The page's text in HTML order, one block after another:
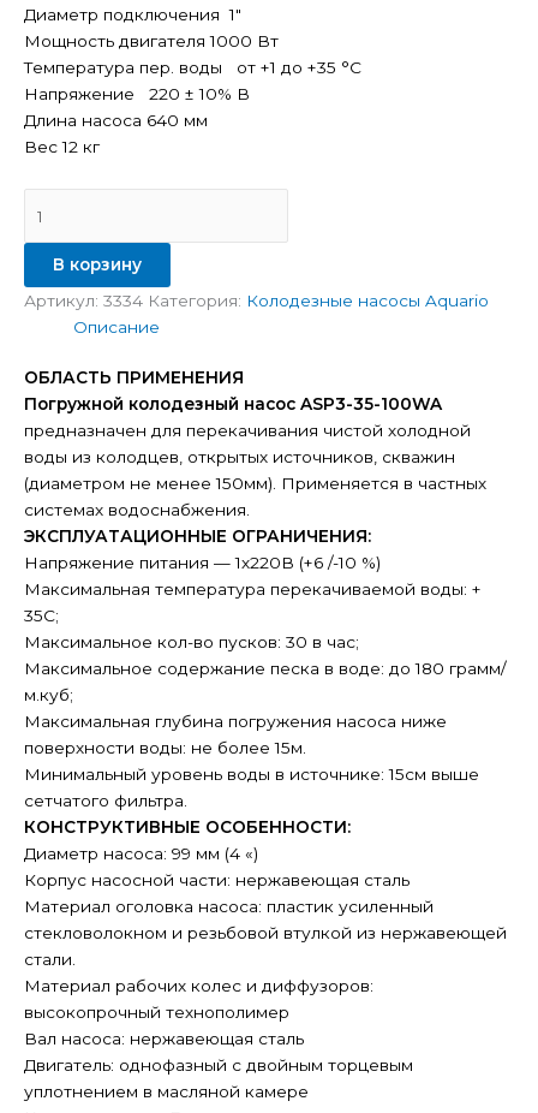
Диаметр подключения 1″
Мощность двигателя 1000 Вт
Температура пер. воды от +1 до +35 °C
Напряжение 220 ± 10% В
Длина насоса 640 мм
Вес 12 кг
В корзину
Артикул: 3334 Категория: Колодезные насосы Aquario
Описание
ОБЛАСТЬ ПРИМЕНЕНИЯ
Погружной колодезный насос ASP3-35-100WA
предназначен для перекачивания чистой холодной
воды из колодцев, открытых источников, скважин
(диаметром не менее 150мм). Применяется в частных
системах водоснабжения.
ЭКСПЛУАТАЦИОННЫЕ ОГРАНИЧЕНИЯ:
Напряжение питания — 1х220В (+6 /-10 %)
Максимальная температура перекачиваемой воды: +
35C;
Максимальное кол-во пусков: 30 в час;
Максимальное содержание песка в воде: до 180 грамм/
м.куб;
Максимальная глубина погружения насоса ниже
поверхности воды: не более 15м.
Минимальный уровень воды в источнике: 15см выше
сетчатого фильтра.
КОНСТРУКТИВНЫЕ ОСОБЕННОСТИ:
Диаметр насоса: 99 мм (4 «)
Корпус насосной части: нержавеющая сталь
Материал оголовка насоса: пластик усиленный
стекловолокном и резьбовой втулкой из нержавеющей
стали.
Материал рабочих колес и диффузоров:
высокопрочный технополимер
Вал насоса: нержавеющая сталь
Двигатель: однофазный с двойным торцевым
уплотнением в масляной камере